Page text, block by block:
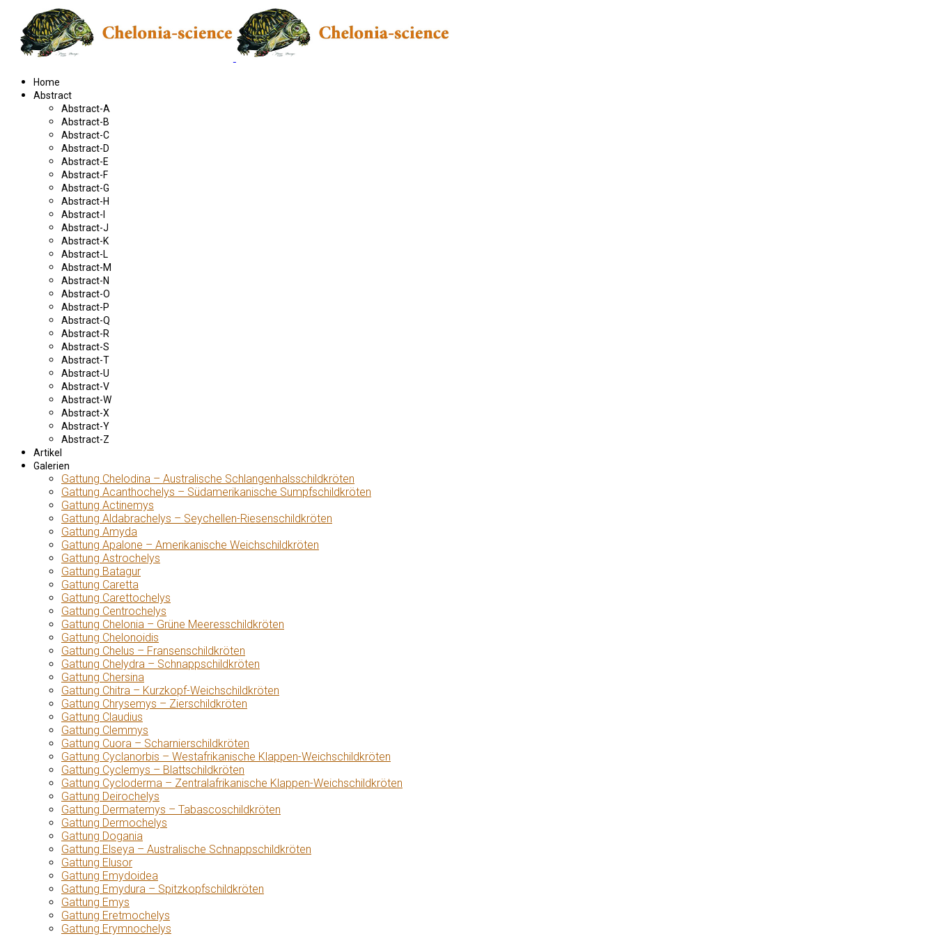
Home
Abstract
Abstract-A
Abstract-B
Abstract-C
Abstract-D
Abstract-E
Abstract-F
Abstract-G
Abstract-H
Abstract-I
Abstract-J
Abstract-K
Abstract-L
Abstract-M
Abstract-N
Abstract-O
Abstract-P
Abstract-Q
Abstract-R
Abstract-S
Abstract-T
Abstract-U
Abstract-V
Abstract-W
Abstract-X
Abstract-Y
Abstract-Z
Artikel
Galerien
Gattung Chelodina – Australische Schlangenhalsschildkröten
Gattung Acanthochelys – Südamerikanische Sumpfschildkröten
Gattung Actinemys
Gattung Aldabrachelys – Seychellen-Riesenschildkröten
Gattung Amyda
Gattung Apalone – Amerikanische Weichschildkröten
Gattung Astrochelys
Gattung Batagur
Gattung Caretta
Gattung Carettochelys
Gattung Centrochelys
Gattung Chelonia – Grüne Meeresschildkröten
Gattung Chelonoidis
Gattung Chelus – Fransenschildkröten
Gattung Chelydra – Schnappschildkröten
Gattung Chersina
Gattung Chitra – Kurzkopf-Weichschildkröten
Gattung Chrysemys – Zierschildkröten
Gattung Claudius
Gattung Clemmys
Gattung Cuora – Scharnierschildkröten
Gattung Cyclanorbis – Westafrikanische Klappen-Weichschildkröten
Gattung Cyclemys – Blattschildkröten
Gattung Cycloderma – Zentralafrikanische Klappen-Weichschildkröten
Gattung Deirochelys
Gattung Dermatemys – Tabascoschildkröten
Gattung Dermochelys
Gattung Dogania
Gattung Elseya – Australische Schnappschildkröten
Gattung Elusor
Gattung Emydoidea
Gattung Emydura – Spitzkopfschildkröten
Gattung Emys
Gattung Eretmochelys
Gattung Erymnochelys